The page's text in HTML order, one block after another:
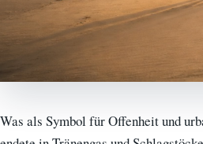
Was als Symbol für Offenheit und